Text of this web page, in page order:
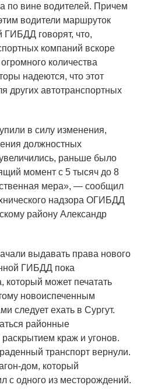
а по вине водителей. Причем
водители маршруток
ГИБДД говорят, что,
компаний вскоре
количества
надеются, что этот
других автотранспортных
в силу изменения,
должностных
раньше было
момент с 5 тысяч до 8
мера», — сообщил
надзора ОГИБДД
району Александр
выдавать права нового
ГИБДД пока
который может печатать
новоиспеченным
следует ехать в Сургут.
районные
раскрытием краж и угонов.
транспорт вернули.
дом, который
с одного из месторождений.